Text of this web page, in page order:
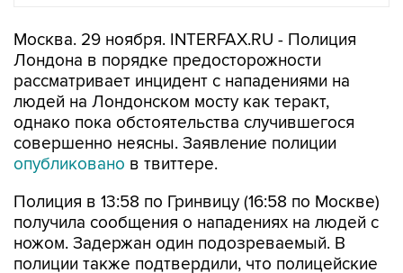
Москва. 29 ноября. INTERFAX.RU - Полиция
Лондона в порядке предосторожности
рассматривает инцидент с нападениями на
людей на Лондонском мосту как теракт,
однако пока обстоятельства случившегося
совершенно неясны. Заявление полиции
опубликовано в твиттере.
Полиция в 13:58 по Гринвицу (16:58 по Москве)
получила сообщения о нападениях на людей с
ножом. Задержан один подозреваемый. В
полиции также подтвердили, что полицейские